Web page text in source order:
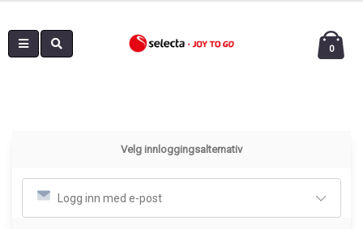
0
Velg innloggingsalternativ
Logg inn med e-post